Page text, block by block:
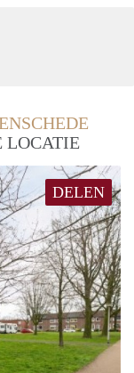
LOCATIE
DELEN